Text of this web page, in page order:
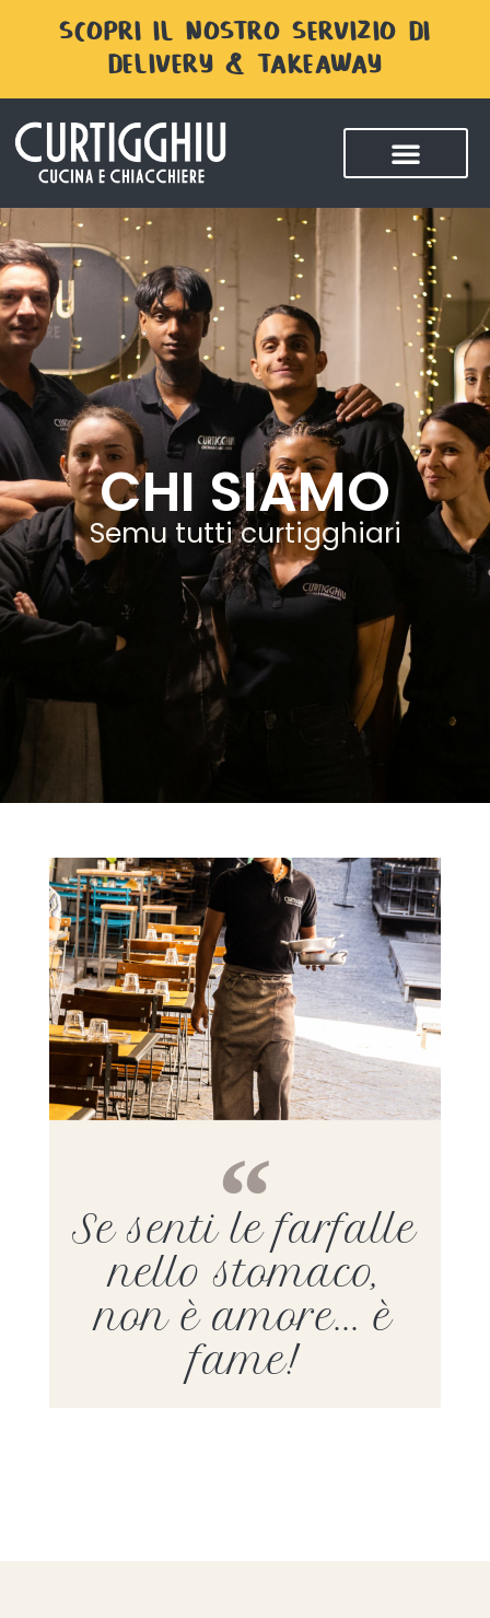
SCOPRI IL NOSTRO SERVIZIO DI
DELIVERY & TAKEAWAY
CHI SIAMO
Semu tutti curtigghiari
Se senti le farfalle
nello stomaco,
non è amore... è
fame!